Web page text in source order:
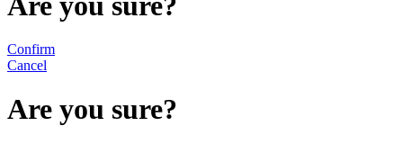
Confirm
Cancel
Are you sure?